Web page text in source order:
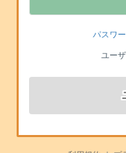
パスワ
ユー